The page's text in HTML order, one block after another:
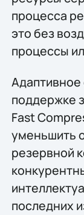
процесса
это без
процессы
Адаптивное
поддержке
Fast
уменьшить
резервной
последних